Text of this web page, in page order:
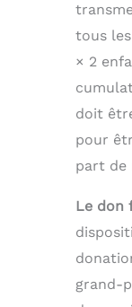
tous
× 2
doit
pour
part de
Le don
grand-